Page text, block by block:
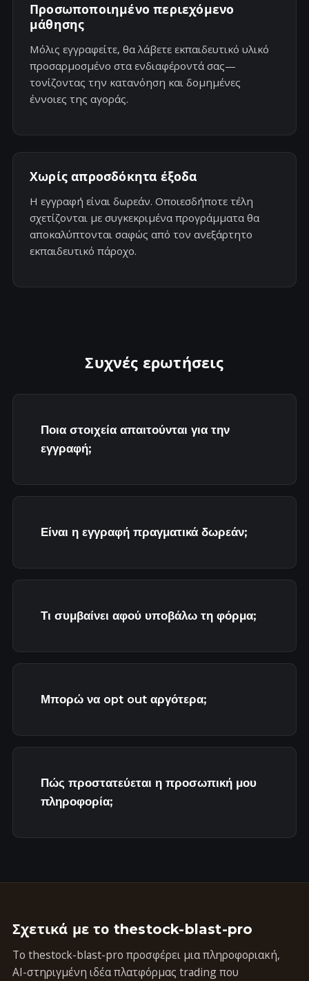
Προσωποποιημένο περιεχόμενο
μάθησης
Μόλις εγγραφείτε, θα λάβετε εκπαιδευτικό υλικό
προσαρμοσμένο στα ενδιαφέροντά σας—
τονίζοντας την κατανόηση και δομημένες
έννοιες της αγοράς.
Χωρίς απροσδόκητα έξοδα
Η εγγραφή είναι δωρεάν. Οποιεσδήποτε τέλη
σχετίζονται με συγκεκριμένα προγράμματα θα
αποκαλύπτονται σαφώς από τον ανεξάρτητο
εκπαιδευτικό πάροχο.
Συχνές ερωτήσεις
Ποια στοιχεία απαιτούνται για την
εγγραφή;
Είναι η εγγραφή πραγματικά δωρεάν;
Τι συμβαίνει αφού υποβάλω τη φόρμα;
Μπορώ να opt out αργότερα;
Πώς προστατεύεται η προσωπική μου
πληροφορία;
Σχετικά με το thestock-blast-pro
Το thestock-blast-pro προσφέρει μια πληροφοριακή,
AI-στηριγμένη ιδέα πλατφόρμας trading που